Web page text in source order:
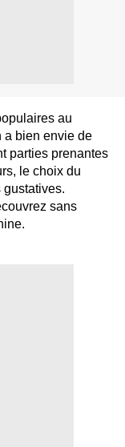
au
a bien envie de
parties prenantes
le choix du
gustatives.
sans